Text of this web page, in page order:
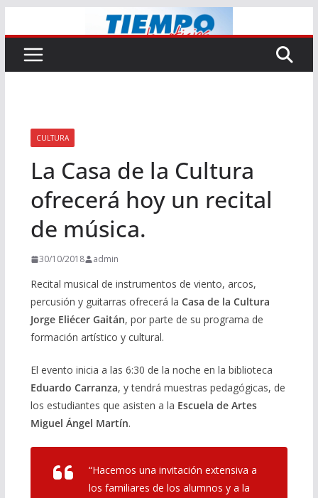
al
contenido
CULTURA
La Casa de la Cultura
ofrecerá hoy un recital
de música.
30/10/2018 admin
Recital musical de instrumentos de viento, arcos,
percusión y guitarras ofrecerá la Casa de la Cultura
Jorge Eliécer Gaitán, por parte de su programa de
formación artístico y cultural.
El evento inicia a las 6:30 de la noche en la biblioteca
Eduardo Carranza, y tendrá muestras pedagógicas, de
los estudiantes que asisten a la Escuela de Artes
Miguel Ángel Martín.
“Hacemos una invitación extensiva a
los familiares de los alumnos y a la